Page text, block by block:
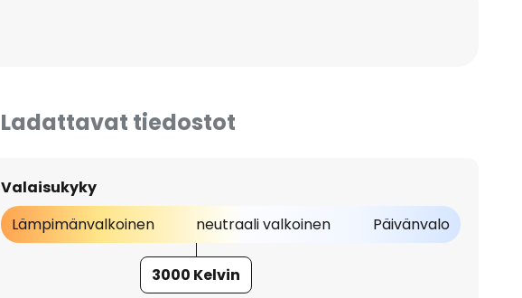
Ladattavat tiedostot
Valaisukyky
Lämpimänvalkoinen
neutraali valkoinen Päivänvalo
3000 Kelvin